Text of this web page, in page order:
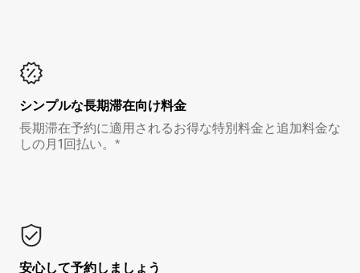
シンプルな長期滞在向け料金
長期滞在予約に適用されるお得な特別料金と追加料金な
しの月1回払い。*
安心して予約しましょう